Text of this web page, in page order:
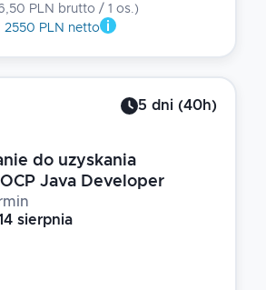
PLN brutto / 1 os.)
2550 PLN netto
5 dni (40h)
do uzyskania
Java Developer
sierpnia